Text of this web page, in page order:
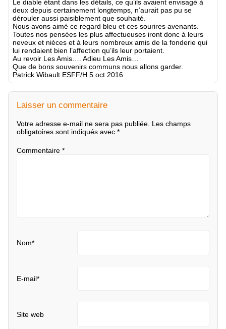
Le diable étant dans les détails, ce qu’ils avaient envisagé à
deux depuis certainement longtemps, n’aurait pas pu se
dérouler aussi paisiblement que souhaité.
Nous avons aimé ce regard bleu et ces sourires avenants.
Toutes nos pensées les plus affectueuses iront donc à leurs
neveux et nièces et à leurs nombreux amis de la fonderie qui
lui rendaient bien l’affection qu’ils leur portaient.
Au revoir Les Amis…. Adieu Les Amis…
Que de bons souvenirs communs nous allons garder.
Patrick Wibault ESFF/H 5 oct 2016
Laisser un commentaire
Votre adresse e-mail ne sera pas publiée. Les champs
obligatoires sont indiqués avec *
Commentaire *
Nom*
E-mail*
Site web